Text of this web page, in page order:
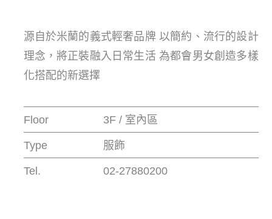
源自於米蘭的義式輕奢品牌 以簡約、流行的設計
理念，將正裝融入日常生活 為都會男女創造多樣
化搭配的新選擇
Floor 3F / 室內區
Type 服飾
Tel. 02-27880200